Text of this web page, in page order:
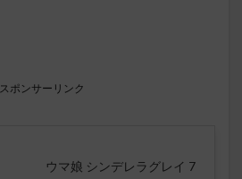
スポンサーリンク
ウマ娘 シンデレラグレイ 7